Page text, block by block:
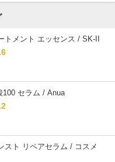
トメント エッセンス / SK-II
100 セラム / Anua
スト リペアセラム / コスメ